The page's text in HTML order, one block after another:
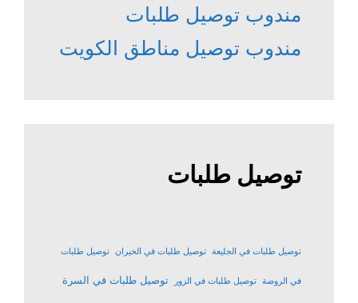
مندوب توصيل طلبات
مندوب توصيل مناطق الكويت
توصيل طلبات
توصيل طلبات في الجليعة توصيل طلبات في الخيران توصيل طلبات
في الروضة توصيل طلبات في الزور توصيل طلبات في السرة